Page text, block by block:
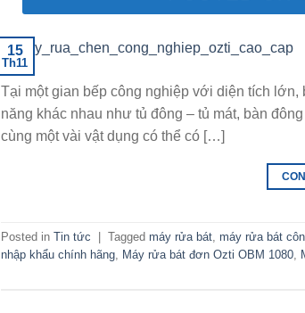
15
Th11
Tại một gian bếp công nghiệp với diện tích
năng khác nhau như tủ đông – tủ mát, bàn
cùng một vài vật dụng có thể có […]
Posted in Tin tức Tagged máy rửa bát, máy rửa bát
nhập khẩu chính hãng, Máy rửa bát đơn Ozti OBM 1080,